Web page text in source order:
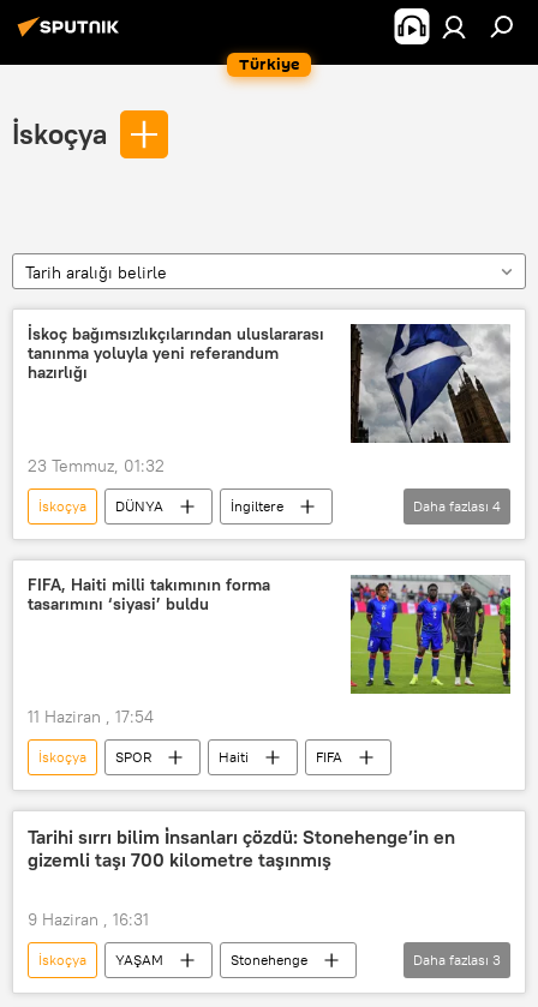
Türkiye
İskoçya
Tarih aralığı belirle
İskoç bağımsızlıkçılarından uluslararası
tanınma yoluyla yeni referandum
hazırlığı
23 Temmuz, 01:32
İskoçya DÜNYA
İngiltere
Referandum
Bağımsızlık
Londra
Haberler
Daha fazlası 4
FIFA, Haiti milli takımının forma
tasarımını ‘siyasi’ buldu
11 Haziran , 17:54
İskoçya SPOR Haiti FIFA
Tarihi sırrı bilim i̇nsanları çözdü: Stonehenge’in en
gizemli taşı 700 kilometre taşınmış
9 Haziran , 16:31
İskoçya YAŞAM
Stonehenge
Bristol
Daha fazlası 3